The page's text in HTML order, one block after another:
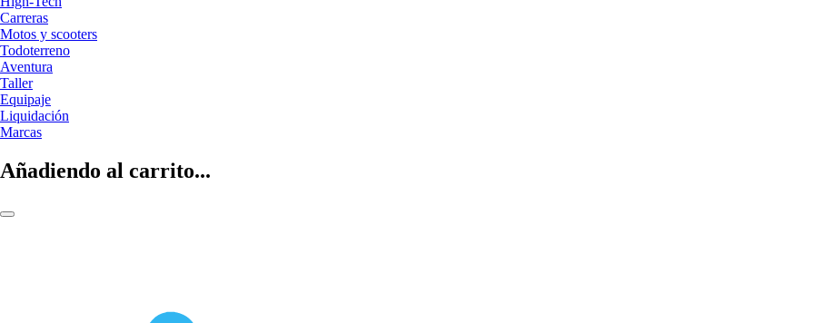
Carreras
Motos y scooters
Todoterreno
Aventura
Taller
Equipaje
Liquidación
Marcas
Añadiendo al carrito...